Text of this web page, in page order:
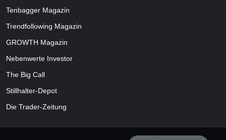
Tenbagger Magazin
Trendfollowing Magazin
GROWTH Magazin
Nebenwerte Investor
The Big Call
Stillhalter-Depot
Die Trader-Zeitung